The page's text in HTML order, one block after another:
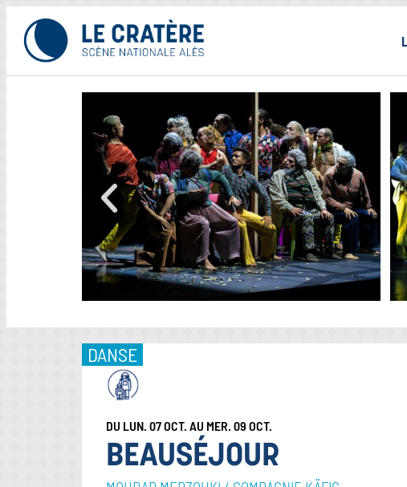
DANSE
DU LUN. 07 OCT. AU MER. 09 OCT.
BEAUSÉJOUR